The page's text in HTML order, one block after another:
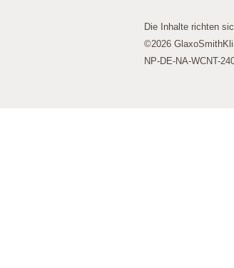
Die Inhalte richten
©2026
NP-DE-NA-WCNT-
Werbe-